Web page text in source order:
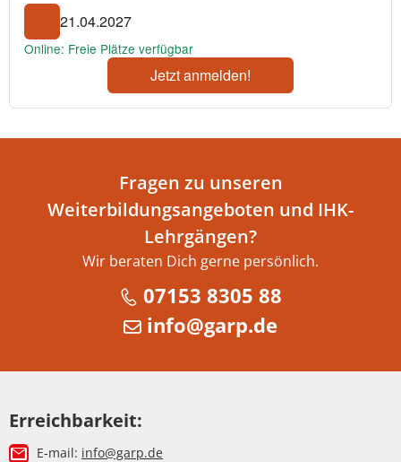
21.04.2027
Online: Freie Plätze verfügbar
Jetzt anmelden!
Fragen zu unseren
Weiterbildungsangeboten und IHK-
Lehrgängen?
Wir beraten Dich gerne persönlich.
07153 8305 88
info@garp.de
Erreichbarkeit:
E-mail: info@garp.de